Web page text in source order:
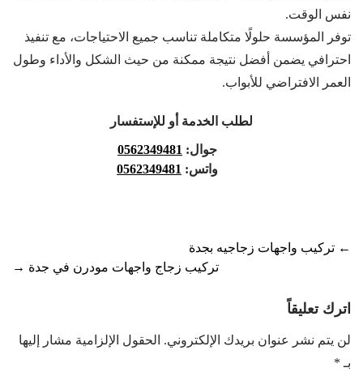
نفس الوقت.
توفر المؤسسة حلولًا متكاملة تناسب جميع الاحتياجات، مع تنفيذ
احترافي يضمن أفضل نتيجة ممكنة من حيث الشكل والأداء وطول
العمر الافتراضي للأبواب.
لطلب الخدمة أو للإستفسار
جوال: 0562349481
واتس: 0562349481
Post
← تركيب واجهات زجاجيه بجدة
تركيب زجاج واجهات مودرن في جدة →
اترك تعليقاً
لن يتم نشر عنوان بريدك الإلكتروني. الحقول الإلزامية مشار إليها
بـ *